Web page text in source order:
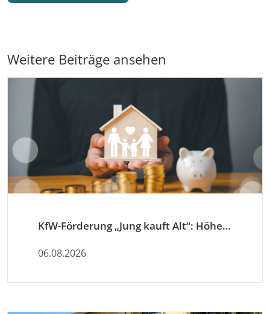
Weitere Beiträge ansehen
KfW-Förderung „Jung kauft Alt“: Höhere Kredite ab August 2026
06.08.2026